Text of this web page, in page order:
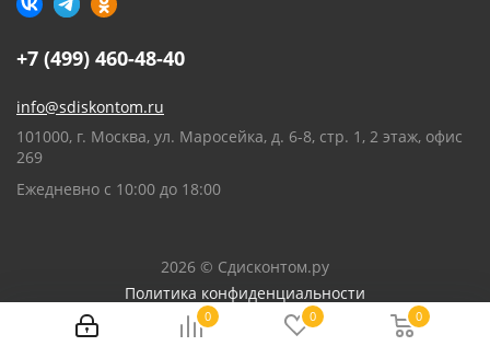
0 0 0
+7 (499) 460-48-40
info@sdiskontom.ru
101000, г. Москва, ул. Маросейка, д. 6-8, стр. 1, 2 этаж, офис
269
Ежедневно с 10:00 до 18:00
2026 © Сдисконтом.ру
Политика конфиденциальности